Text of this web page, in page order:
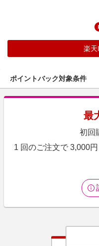
家電・PC・スマホ・カメラ
スポーツ・アウトドア・ゴル
インテリア・寝具
旅行・レジャー・ホテル予約
生活・お役立ち
ビジネス・その他サービス
旅行特集
わくわく夏特集
とことん買い物チャレンジ
Apple公式サイト×楽天カー
Qoo10メガポ
Samsung ボーナスキャンペ
週末の高還元 夏の長期版
楽天
ポイントバック対象条件
最
初回
1 回のご注文で 3,000